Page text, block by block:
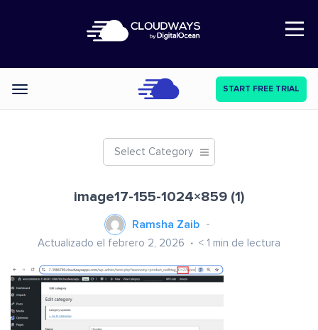
Open Nav
Categories START FREE TRIAL
Select Category
image17-155-1024×859 (1)
Ramsha Zaib
Actualizado el febrero 2, 2026 < 1 min de lectura